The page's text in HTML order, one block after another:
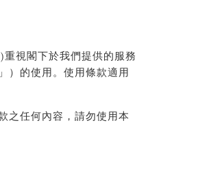
視閣下於我們提供的服務
）的使用。使用條款適用
之任何內容，請勿使用本